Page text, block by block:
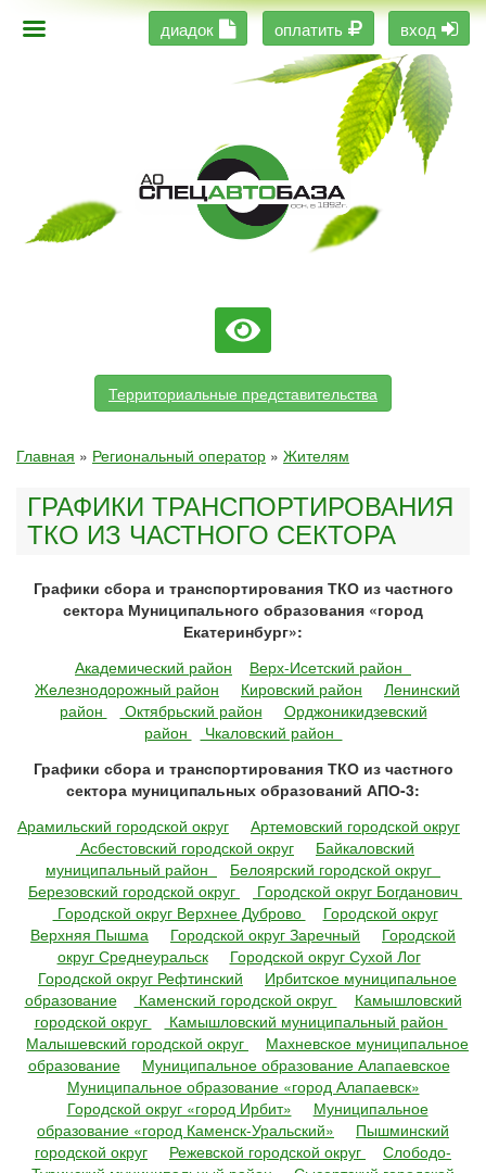
вход
оплатить
диадок
Территориальные представительства
Главная » Региональный оператор » Жителям
ГРАФИКИ ТРАНСПОРТИРОВАНИЯ
ТКО ИЗ ЧАСТНОГО СЕКТОРА
Графики сбора и транспортирования ТКО из частного
сектора Муниципального образования «город
Екатеринбург»:
Академический район
Верх-Исетский район
Железнодорожный район
Кировский район
Ленинский
район
Октябрьский район
Орджоникидзевский
район
Чкаловский район
Графики сбора и транспортирования ТКО из частного
сектора муниципальных образований АПО-3:
Арамильский городской округ
Артемовский городской округ
Асбестовский городской округ
Байкаловский
муниципальный район
Белоярский городской округ
Березовский городской округ
Городской округ Богданович
Городской округ Верхнее Дуброво
Городской округ
Верхняя Пышма
Городской округ Заречный
Городской
округ Среднеуральск
Городской округ Сухой Лог
Городской округ Рефтинский
Ирбитское муниципальное
образование
Каменский городской округ
Камышловский
городской округ
Камышловский муниципальный район
Малышевский городской округ
Махневское муниципальное
образование
Муниципальное образование Алапаевское
Муниципальное образование «город Алапаевск»
Городской округ «город Ирбит»
Муниципальное
образование «город Каменск-Уральский»
Пышминский
городской округ
Режевской городской округ
Слободо-